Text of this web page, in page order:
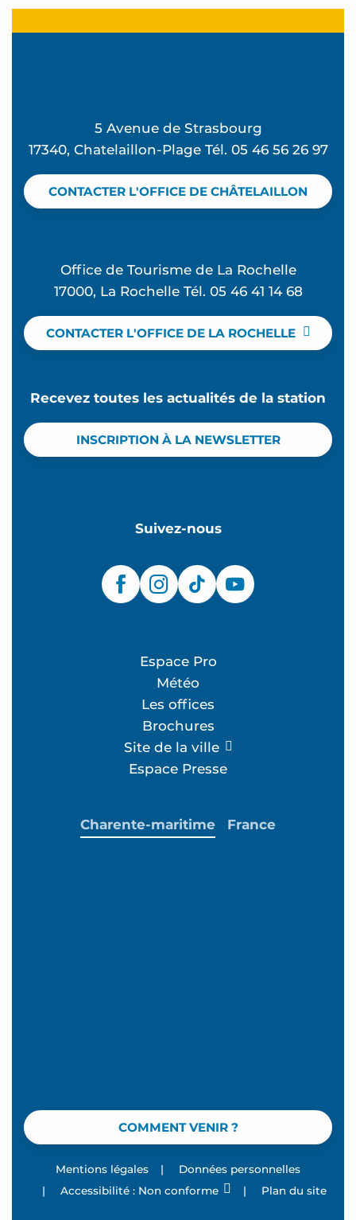
5 Avenue de Strasbourg
17340, Chatelaillon-Plage Tél. 05 46 56 26 97
CONTACTER L'OFFICE DE CHÂTELAILLON
Office de Tourisme de La Rochelle
17000, La Rochelle Tél. 05 46 41 14 68
CONTACTER L'OFFICE DE LA ROCHELLE
Recevez toutes les actualités de la station
INSCRIPTION À LA NEWSLETTER
Suivez-nous
Espace Pro
Météo
Les offices
Brochures
Site de la ville
Espace Presse
COMMENT VENIR ?
Charente-maritime France
Mentions légales |
Données personnelles
|
Accessibilité : Non conforme | Plan du site